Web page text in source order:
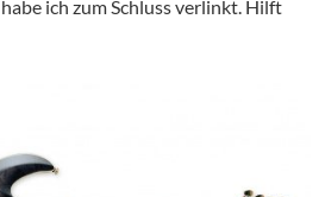
ich zum Schluss verlinkt. Hilft